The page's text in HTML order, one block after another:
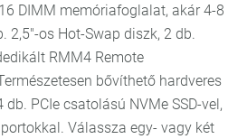
DIMM memóriafoglalat, akár 4-8
2,5"-os Hot-Swap diszk, 2 db.
RMM4 Remote
bővíthető hardveres
db. PCIe csatolású NVMe SSD-vel,
Válassza egy- vagy két